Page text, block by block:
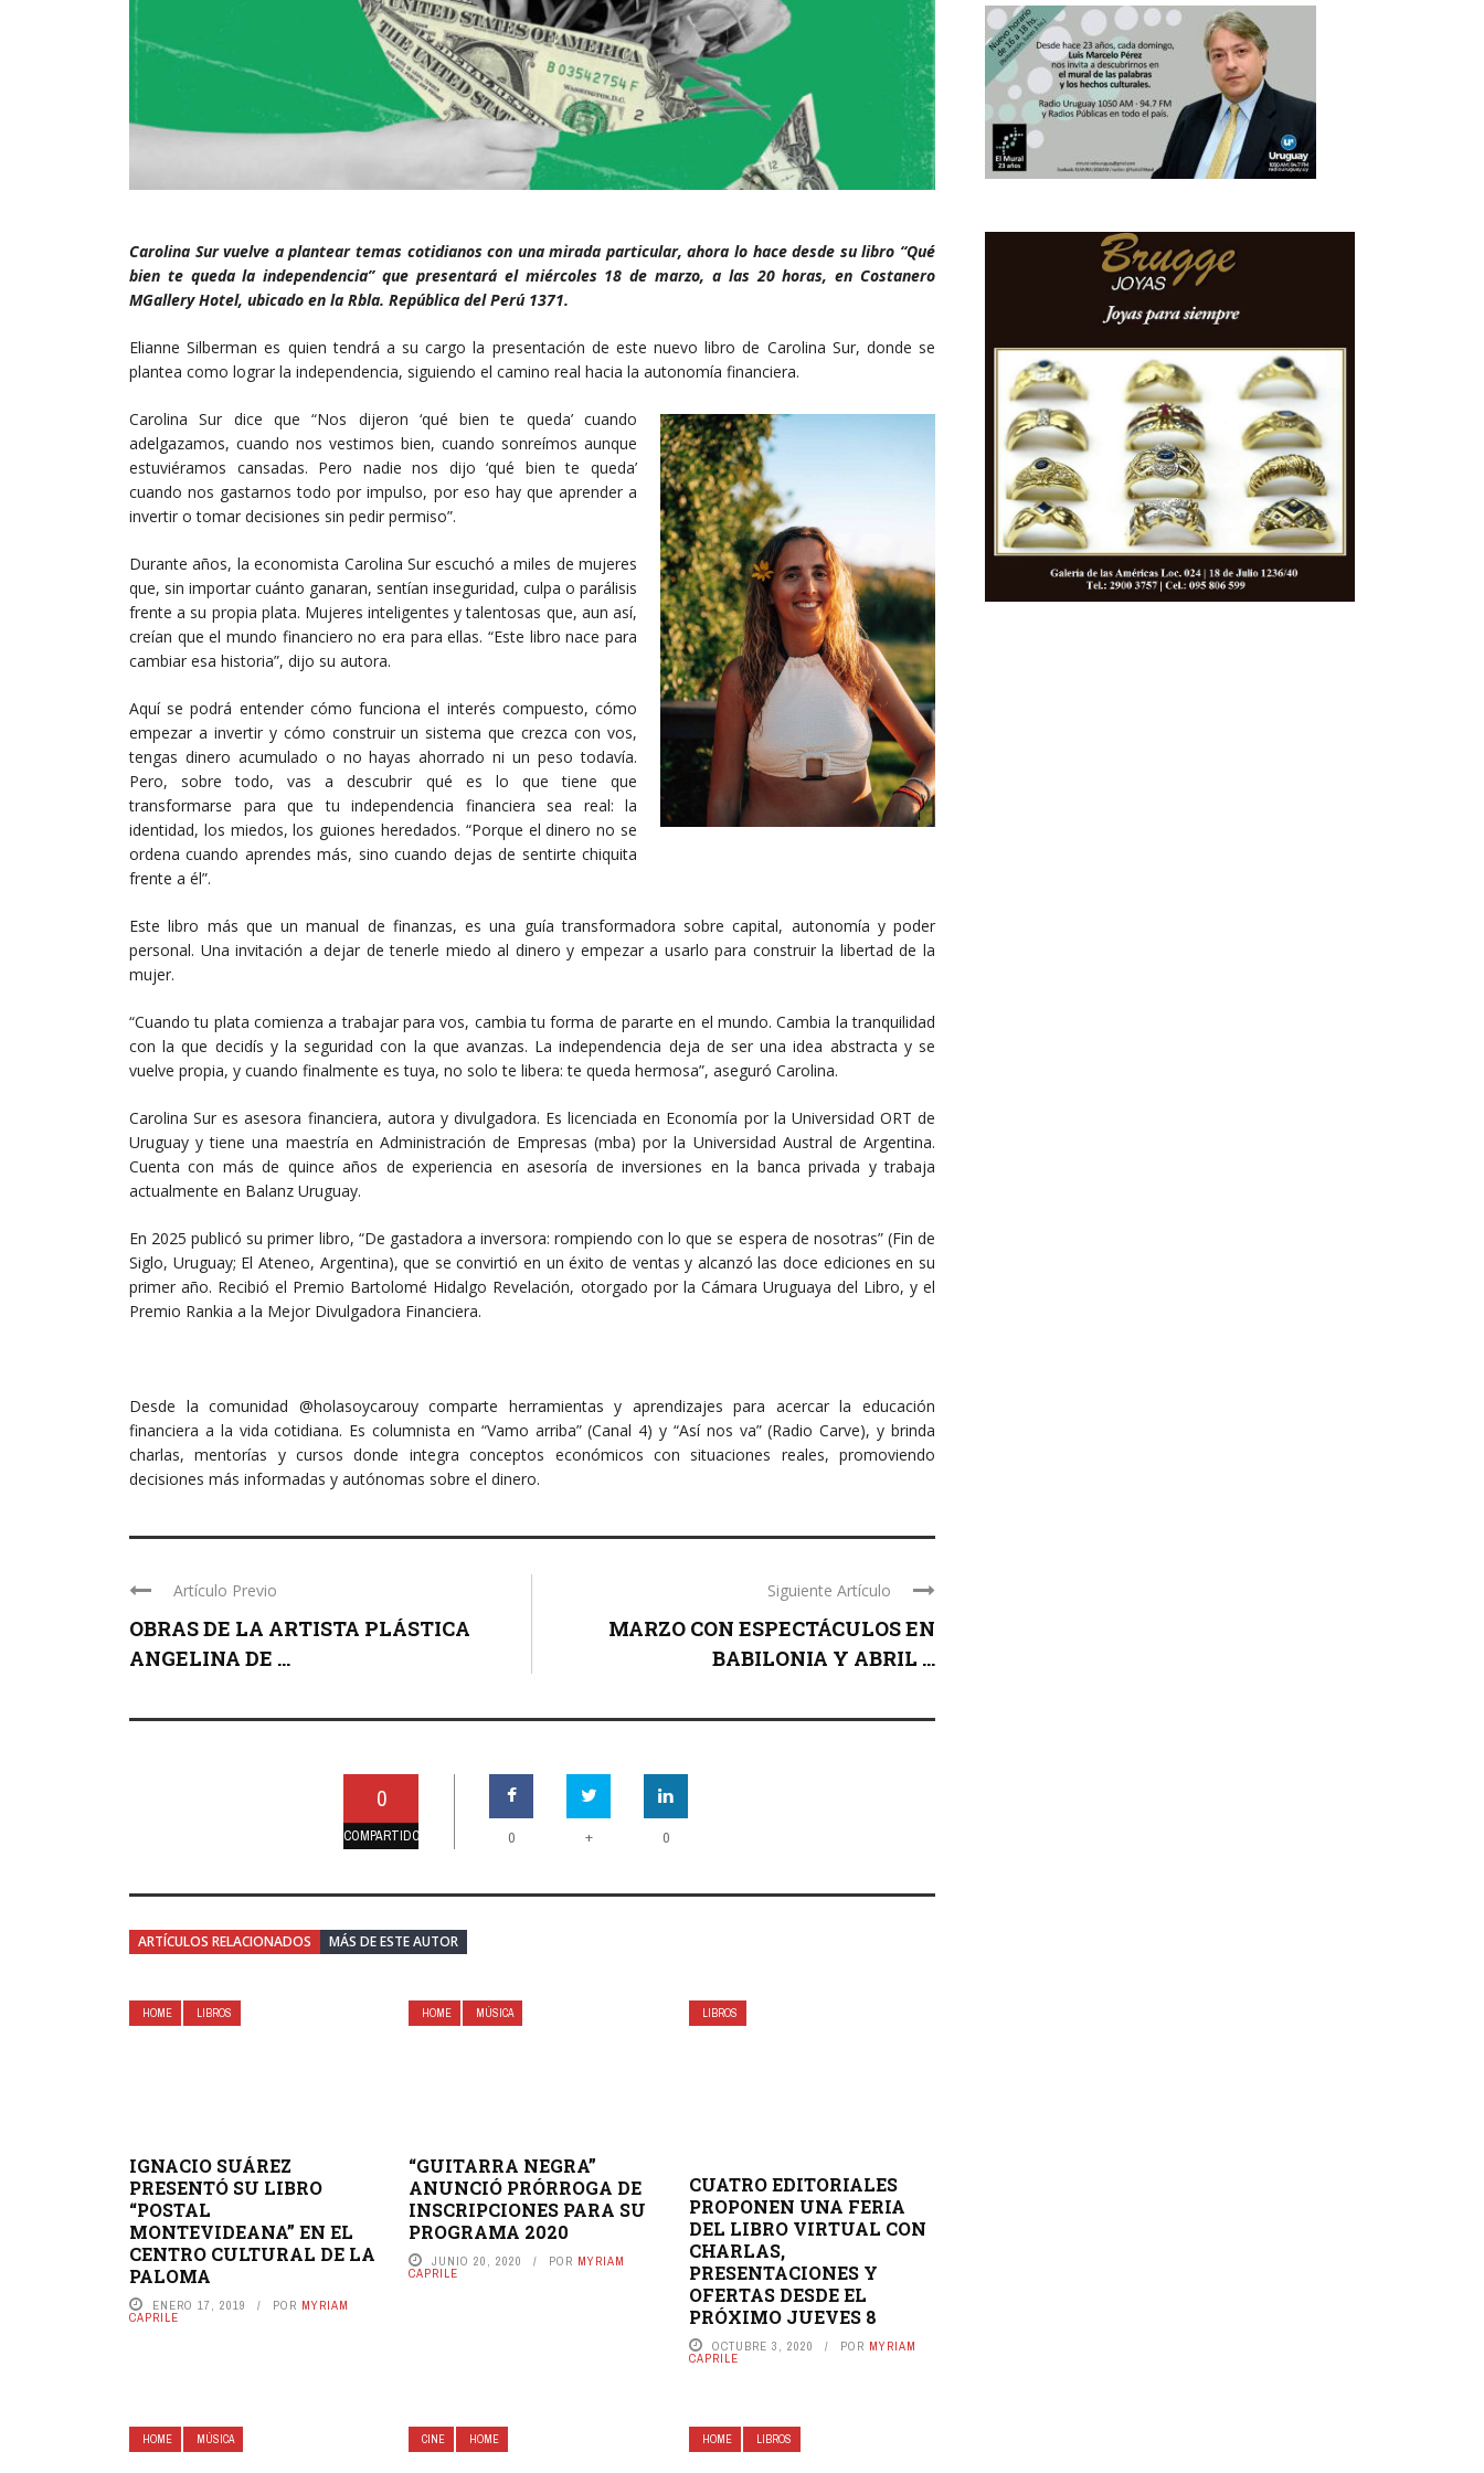
Carolina Sur vuelve a plantear temas cotidianos con una mirada particular, ahora lo hace desde su libro “Qué
bien te queda la independencia” que presentará el miércoles 18 de marzo, a las 20 horas, en Costanero
MGallery Hotel, ubicado en la Rbla. República del Perú 1371.
Elianne Silberman es quien tendrá a su cargo la presentación de este nuevo libro de Carolina Sur, donde se
plantea como lograr la independencia, siguiendo el camino real hacia la autonomía financiera.
Carolina Sur dice que “Nos dijeron ‘qué bien te queda’ cuando
adelgazamos, cuando nos vestimos bien, cuando sonreímos aunque
estuviéramos cansadas. Pero nadie nos dijo ‘qué bien te queda’
cuando nos gastarnos todo por impulso, por eso hay que aprender a
invertir o tomar decisiones sin pedir permiso”.
Durante años, la economista Carolina Sur escuchó a miles de mujeres
que, sin importar cuánto ganaran, sentían inseguridad, culpa o parálisis
frente a su propia plata. Mujeres inteligentes y talentosas que, aun así,
creían que el mundo financiero no era para ellas. “Este libro nace para
cambiar esa historia”, dijo su autora.
Aquí se podrá entender cómo funciona el interés compuesto, cómo
empezar a invertir y cómo construir un sistema que crezca con vos,
tengas dinero acumulado o no hayas ahorrado ni un peso todavía.
Pero, sobre todo, vas a descubrir qué es lo que tiene que
transformarse para que tu independencia financiera sea real: la
identidad, los miedos, los guiones heredados. “Porque el dinero no se
ordena cuando aprendes más, sino cuando dejas de sentirte chiquita
frente a él”.
Este libro más que un manual de finanzas, es una guía transformadora sobre capital, autonomía y poder
personal. Una invitación a dejar de tenerle miedo al dinero y empezar a usarlo para construir la libertad de la
mujer.
“Cuando tu plata comienza a trabajar para vos, cambia tu forma de pararte en el mundo. Cambia la tranquilidad
con la que decidís y la seguridad con la que avanzas. La independencia deja de ser una idea abstracta y se
vuelve propia, y cuando finalmente es tuya, no solo te libera: te queda hermosa”, aseguró Carolina.
Carolina Sur es asesora financiera, autora y divulgadora. Es licenciada en Economía por la Universidad ORT de
Uruguay y tiene una maestría en Administración de Empresas (mba) por la Universidad Austral de Argentina.
Cuenta con más de quince años de experiencia en asesoría de inversiones en la banca privada y trabaja
actualmente en Balanz Uruguay.
En 2025 publicó su primer libro, “De gastadora a inversora: rompiendo con lo que se espera de nosotras” (Fin de
Siglo, Uruguay; El Ateneo, Argentina), que se convirtió en un éxito de ventas y alcanzó las doce ediciones en su
primer año. Recibió el Premio Bartolomé Hidalgo Revelación, otorgado por la Cámara Uruguaya del Libro, y el
Premio Rankia a la Mejor Divulgadora Financiera.
Desde la comunidad @holasoycarouy comparte herramientas y aprendizajes para acercar la educación
financiera a la vida cotidiana. Es columnista en “Vamo arriba” (Canal 4) y “Así nos va” (Radio Carve), y brinda
charlas, mentorías y cursos donde integra conceptos económicos con situaciones reales, promoviendo
decisiones más informadas y autónomas sobre el dinero.
Artículo Previo
OBRAS DE LA ARTISTA PLÁSTICA
ANGELINA DE ...
Siguiente Artículo
MARZO CON ESPECTÁCULOS EN
BABILONIA Y ABRIL ...
0
COMPARTIDO 0 + 0
ARTÍCULOS RELACIONADOS MÁS DE ESTE AUTOR
HOME LIBROS
IGNACIO SUÁREZ
PRESENTÓ SU LIBRO
“POSTAL
MONTEVIDEANA” EN EL
CENTRO CULTURAL DE LA
PALOMA
ENERO 17, 2019 POR MYRIAM
CAPRILE
HOME MÚSICA
“GUITARRA NEGRA”
ANUNCIÓ PRÓRROGA DE
INSCRIPCIONES PARA SU
PROGRAMA 2020
JUNIO 20, 2020 POR MYRIAM
CAPRILE
LIBROS
CUATRO EDITORIALES
PROPONEN UNA FERIA
DEL LIBRO VIRTUAL CON
CHARLAS,
PRESENTACIONES Y
OFERTAS DESDE EL
PRÓXIMO JUEVES 8
OCTUBRE 3, 2020 POR MYRIAM
CAPRILE
HOME MÚSICA CINE HOME HOME LIBROS